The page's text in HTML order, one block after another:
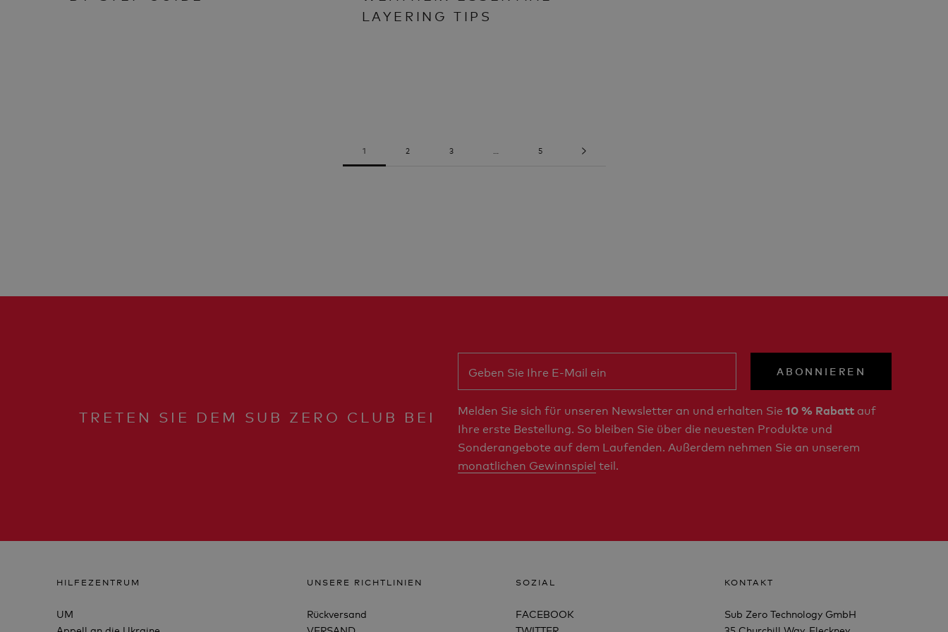
LAYERING TIPS
1 2 3 … 5
TRETEN SIE DEM SUB ZERO CLUB BEI
ABONNIEREN
Melden Sie sich für unseren Newsletter an und erhalten Sie 10 % Rabatt auf
Ihre erste Bestellung. So bleiben Sie über die neuesten Produkte und
Sonderangebote auf dem Laufenden. Außerdem nehmen Sie an unserem
monatlichen Gewinnspiel teil.
HILFEZENTRUM
UM
UNSERE RICHTLINIEN
Rückversand
SOZIAL
FACEBOOK
KONTAKT
Sub Zero Technology GmbH